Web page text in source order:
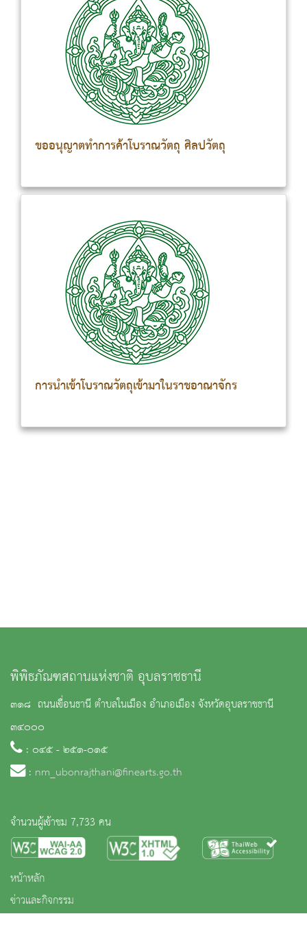
1.พิพิธภัณฑสถานแห่งขาติ ชัยนาทมุนี อำเภอเมืองชัยนาท 10 -
เชียงแสน 2.โบราณสถานวัดป่าสัก อำเภอเชียงแสน 20 10 - -
100 50 - - 8 เชียงใหม่ 1.พิพิธภัณฑสถานแห่งชาติ เชียงใหม่
อำเภอเมืองเชียงใหม่ 20 - 100 - 9 ชุมพร 1.พิพิธภัณฑสถาน
แห่งชาติ ชุมพร อำเภอเมืองชุมพร 20 - 100 - 10 นครปฐม
1.พิพิธภัณฑสถานแห่งชาติ พระปฐมเจดีย์ อำเภอเมืองนครปฐม
นครราชสีมา 4.อุทยาประวัติศาสตร์พิมาย อำเภอพิมาย
5.โบราณสถานเมืองแขก อำเภอสูงเนิน 10 20 10 20 10 50
100 50 100 50 12 นครศรีธรรมราช 1.พิพิธภัณฑสถานแห่ง
ชาติ นครศรีธรรมราช อำเภอเมืองนครศรีธรรมราช 30 - 150 -
นางรอง 2.โบราณสถานปราสาทเมืองต่ำ อำเภอประโคนชัย 20
ชาติ ปราจีนบุรี อำเภอเมืองปราจีนบุรี 30 - 150 - 16
อำเภอพระนครศรีอยุธยา 2.พิพิธภัณฑสถานแห่งชาติ เจ้า
สถานวังเจ้าเมืองพัทลุง อำเภอเมืองพัทลุง 10 - 50 - 18
ประวัติศาสตร์พระนครคีรี 20 - 150 - 19 เพชรบูรณ์
1.อุทยานประวัติศาสตร์ศรีเทพ อำเภอศรีเทพ 20 - 100 - 20
ภูเก็ต 1.พิพิธภัณฑสถานแห่งชาติ ถลาง อำเภอถลาง 20 - 100
- 21 ราชบุรี 1.พิพิธภัณฑสถานแห่งชาติ ราชบุรี อำเภอเมือง
ราชบุรี 20 - 100 - 22 ร้อยเอ็ด 1.พิพิธภัณฑสถานแห่งชาติ
ร้อยเอ็ด 20 - 100 - 23 ลพบุรี 1.พิพิธภัณฑสถานแห่งชาติ
วิชาเยนทร์ อำเภอเมืองลพบุรี 3.โบราณสถานปรางค์สามยอด
อำเภอเมืองลพบุรี 4.โบราณสถานพระที่นั่งไกรสร
สีหราช(พระที่นั่งเย็น) อำเภอเมืองลพบุรี 5.โบราณสถานวัดพระ
ศรีมหาธาตุ อำเภอเมืองลพบุรี 30 10 10 10 10 30 50 50
50 50 50 - 150 24 ลำพูน 1.พิพิธภัณฑสถานแห่งชาติ หริ
ขออนุญาตทำการค้าโบราณวัตถุ ศิลปวัตถุ
การนำเข้าโบราณวัตถุเข้ามาในราชอาณาจักร
พิพิธภัณฑสถานแห่งชาติ อุบลราชธานี
๓๑๘ ถนนเขื่อนธานี ตำบลในเมือง อำเภอเมือง จังหวัดอุบลราชธานี
๓๔๐๐๐
: ๐๔๕ - ๒๕๑-๐๑๕
: nm_ubonrajthani@finearts.go.th
จำนวนผู้เข้าชม 7,733 คน
หน้าหลัก
ข่าวและกิจกรรม